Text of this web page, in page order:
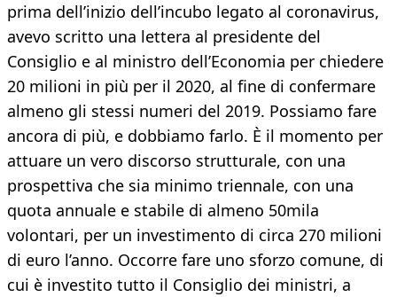
prima dell’inizio dell’incubo legato al coronavirus,
avevo scritto una lettera al presidente del
Consiglio e al ministro dell’Economia per chiedere
20 milioni in più per il 2020, al fine di confermare
almeno gli stessi numeri del 2019. Possiamo fare
ancora di più, e dobbiamo farlo. È il momento per
attuare un vero discorso strutturale, con una
prospettiva che sia minimo triennale, con una
quota annuale e stabile di almeno 50mila
volontari, per un investimento di circa 270 milioni
di euro l’anno. Occorre fare uno sforzo comune, di
cui è investito tutto il Consiglio dei ministri, a